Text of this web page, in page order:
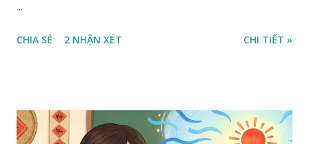
...
CHIA SẺ 2 NHẬN XÉT CHI TIẾT »